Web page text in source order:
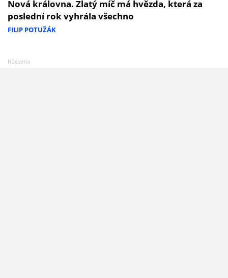
Nová královna. Zlatý míč má hvězda, která za
poslední rok vyhrála všechno
FILIP POTUŽÁK